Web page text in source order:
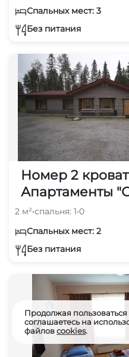
Спальных мест: 3
Без питания
Номер 2
Апартаменты
2 м²•спальня: 1•0
Спальных мест: 2
Без питания
Продолжая
соглашаетесь на
файловcookies.